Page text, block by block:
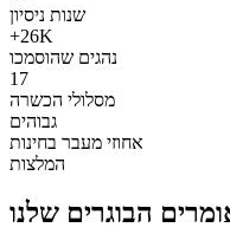
שנות ניסיון
+26K
נהגים שהוסמכו
17
מסלולי הכשרה
גבוהים
אחוזי מעבר בחינות
המלצות
הבוגרים שלנו